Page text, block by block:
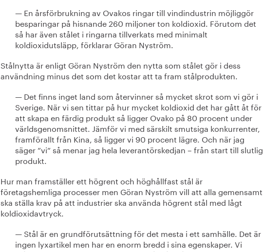
— En årsförbrukning av Ovakos ringar till vindindustrin möjliggör
besparingar på hisnande 260 miljoner ton koldioxid. Förutom det
så har även stålet i ringarna tillverkats med minimalt
koldioxidutsläpp, förklarar Göran Nyström.
Stålnytta är enligt Göran Nyström den nytta som stålet gör i dess
användning minus det som det kostar att ta fram stålprodukten.
— Det finns inget land som återvinner så mycket skrot som vi gör i
Sverige. När vi sen tittar på hur mycket koldioxid det har gått åt för
att skapa en färdig produkt så ligger Ovako på 80 procent under
världsgenomsnittet. Jämför vi med särskilt smutsiga konkurrenter,
framförallt från Kina, så ligger vi 90 procent lägre. Och när jag
säger ”vi” så menar jag hela leverantörskedjan – från start till slutlig
produkt.
Hur man framställer ett högrent och höghållfast stål är
företagshemliga processer men Göran Nyström vill att alla gemensamt
ska ställa krav på att industrier ska använda högrent stål med lågt
koldioxidavtryck.
— Stål är en grundförutsättning för det mesta i ett samhälle. Det är
ingen lyxartikel men har en enorm bredd i sina egenskaper. Vi